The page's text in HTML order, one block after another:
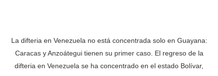
La difteria en Venezuela no está concentrada solo en Guayana:
Caracas y Anzoátegui tienen su primer caso. El regreso de la
difteria en Venezuela se ha concentrado en el estado Bolívar,